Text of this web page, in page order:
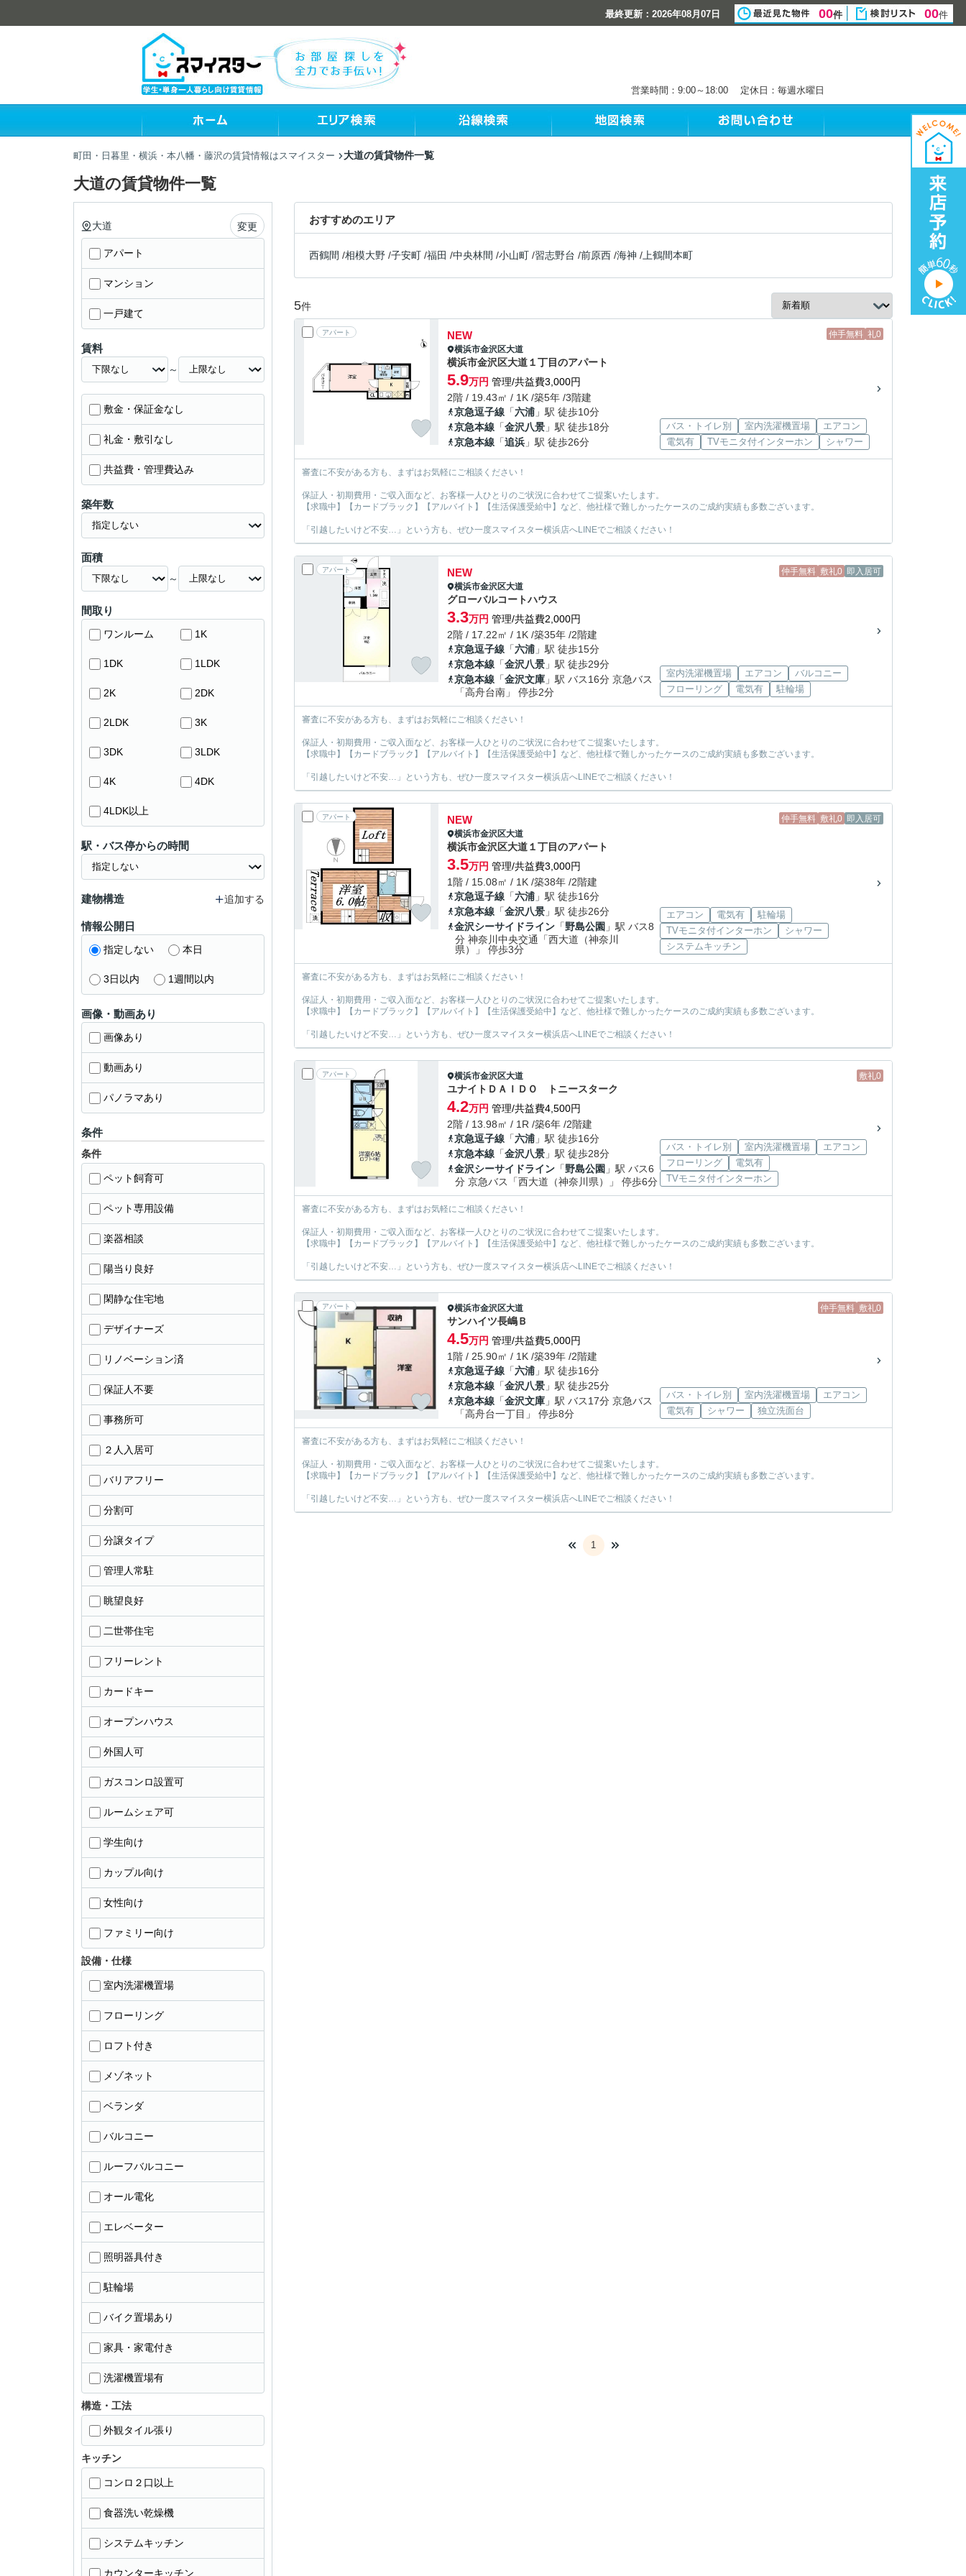
最終更新：2026年08月07日 00件 00件
営業時間：9:00～18:00 定休日：毎週水曜日
町田・日暮里・横浜・本八幡・藤沢の賃貸情報はスマイスター 大道の賃貸物件一覧
大道の賃貸物件一覧
おすすめのエリア
西鶴間 /相模大野 /子安町 /福田 /中央林間 /小山町 /習志野台 /前原西 /海神 / 上鶴間本町
5件
アパート 仲手無料 礼0
NEW
横浜市金沢区大道
横浜市金沢区大道１丁目のアパート
5.9万円 管理/共益費3,000円
2階 / 19.43㎡ / 1K /築5年 /3階建
京急逗子線 「六浦 」駅 徒歩10分
京急本線 「金沢八景 」駅 徒歩18分
京急本線 「追浜 」駅 徒歩26分
バス・トイレ別 室内洗濯機置場
エアコン
電気有
TVモニタ付インターホン シャワー
審査に不安がある方も、まずはお気軽にご相談ください！
保証人・初期費用・ご収入面など、お客様一人ひとりのご状況に合わせてご提案いたします。
【求職中】【カードブラック】【アルバイト】【生活保護受給中】など、他社様で難しかったケースのご成約実績も多数ございます。
「引越したいけど不安…」という方も、ぜひ一度スマイスター横浜店へLINEでご相談ください！
アパート 仲手無料 敷礼0 即入居可
NEW
横浜市金沢区大道
グローバルコートハウス
3.3万円 管理/共益費2,000円
2階 / 17.22㎡ / 1K /築35年 /2階建
京急逗子線 「六浦 」駅 徒歩15分
京急本線 「金沢八景 」駅 徒歩29分
京急本線 「金沢文庫 」駅 バス16分 京急バス
「高舟台南」 停歩2分
室内洗濯機置場 エアコン
バルコニー
フローリング
電気有 駐輪場
審査に不安がある方も、まずはお気軽にご相談ください！
保証人・初期費用・ご収入面など、お客様一人ひとりのご状況に合わせてご提案いたします。
【求職中】【カードブラック】【アルバイト】【生活保護受給中】など、他社様で難しかったケースのご成約実績も多数ございます。
「引越したいけど不安…」という方も、ぜひ一度スマイスター横浜店へLINEでご相談ください！
アパート 仲手無料 敷礼0 即入居可
NEW
横浜市金沢区大道
横浜市金沢区大道１丁目のアパート
3.5万円 管理/共益費3,000円
1階 / 15.08㎡ / 1K /築38年 /2階建
京急逗子線 「六浦 」駅 徒歩16分
京急本線 「金沢八景 」駅 徒歩26分
金沢シーサイドライン 「野島公園 」駅 バス8
分 神奈川中央交通「西大道（神奈川
県）」 停歩3分
エアコン 電気有
駐輪場
TVモニタ付インターホン
シャワー
システムキッチン
審査に不安がある方も、まずはお気軽にご相談ください！
保証人・初期費用・ご収入面など、お客様一人ひとりのご状況に合わせてご提案いたします。
【求職中】【カードブラック】【アルバイト】【生活保護受給中】など、他社様で難しかったケースのご成約実績も多数ございます。
「引越したいけど不安…」という方も、ぜひ一度スマイスター横浜店へLINEでご相談ください！
アパート 敷礼0
横浜市金沢区大道
ユナイトＤＡＩＤＯ トニースターク
4.2万円 管理/共益費4,500円
2階 / 13.98㎡ / 1R /築6年 /2階建
京急逗子線 「六浦 」駅 徒歩16分
京急本線 「金沢八景 」駅 徒歩28分
金沢シーサイドライン 「野島公園 」駅 バス6
分 京急バス「西大道（神奈川県）」 停歩6分
バス・トイレ別 室内洗濯機置場
エアコン
フローリング
電気有
TVモニタ付インターホン
審査に不安がある方も、まずはお気軽にご相談ください！
保証人・初期費用・ご収入面など、お客様一人ひとりのご状況に合わせてご提案いたします。
【求職中】【カードブラック】【アルバイト】【生活保護受給中】など、他社様で難しかったケースのご成約実績も多数ございます。
「引越したいけど不安…」という方も、ぜひ一度スマイスター横浜店へLINEでご相談ください！
アパート 仲手無料 敷礼0
横浜市金沢区大道
サンハイツ長嶋Ｂ
4.5万円 管理/共益費5,000円
1階 / 25.90㎡ / 1K /築39年 /2階建
京急逗子線 「六浦 」駅 徒歩16分
京急本線 「金沢八景 」駅 徒歩25分
京急本線 「金沢文庫 」駅 バス17分 京急バス
「高舟台一丁目」 停歩8分
バス・トイレ別 室内洗濯機置場
エアコン
電気有
シャワー 独立洗面台
審査に不安がある方も、まずはお気軽にご相談ください！
保証人・初期費用・ご収入面など、お客様一人ひとりのご状況に合わせてご提案いたします。
【求職中】【カードブラック】【アルバイト】【生活保護受給中】など、他社様で難しかったケースのご成約実績も多数ございます。
「引越したいけど不安…」という方も、ぜひ一度スマイスター横浜店へLINEでご相談ください！
1
大道 変更
アパート
マンション
一戸建て
賃料
～
敷金・保証金なし
礼金・敷引なし
共益費・管理費込み
築年数
面積
～
間取り
ワンルーム 1K
1DK 1LDK
2K 2DK
2LDK 3K
3DK 3LDK
4K 4DK
4LDK以上
駅・バス停からの時間
建物構造 追加する
情報公開日
指定しない 本日
3日以内 1週間以内
画像・動画あり
画像あり
動画あり
パノラマあり
条件
条件
ペット飼育可
ペット専用設備
楽器相談
陽当り良好
閑静な住宅地
デザイナーズ
リノベーション済
保証人不要
事務所可
２人入居可
バリアフリー
分割可
分譲タイプ
管理人常駐
眺望良好
二世帯住宅
フリーレント
カードキー
オープンハウス
外国人可
ガスコンロ設置可
ルームシェア可
学生向け
カップル向け
女性向け
ファミリー向け
設備・仕様
室内洗濯機置場
フローリング
ロフト付き
メゾネット
ベランダ
バルコニー
ルーフバルコニー
オール電化
エレベーター
照明器具付き
駐輪場
バイク置場あり
家具・家電付き
洗濯機置場有
構造・工法
外観タイル張り
キッチン
コンロ２口以上
食器洗い乾燥機
システムキッチン
カウンターキッチン